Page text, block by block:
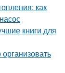
как
книги для